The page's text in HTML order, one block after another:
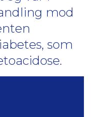
mod
som